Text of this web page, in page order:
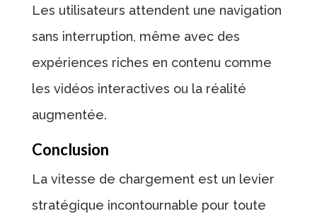
Les utilisateurs attendent une navigation
sans interruption, même avec des
expériences riches en contenu comme
les vidéos interactives ou la réalité
augmentée.
Conclusion
La vitesse de chargement est un levier
stratégique incontournable pour toute